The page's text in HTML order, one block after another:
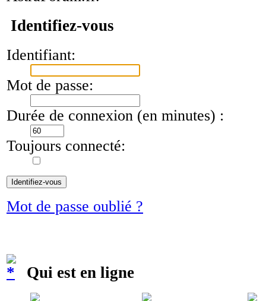
Identifiez-vous
Identifiant:
Mot de passe:
Durée de connexion (en minutes) :
Toujours connecté:
Mot de passe oublié ?
Qui est en ligne